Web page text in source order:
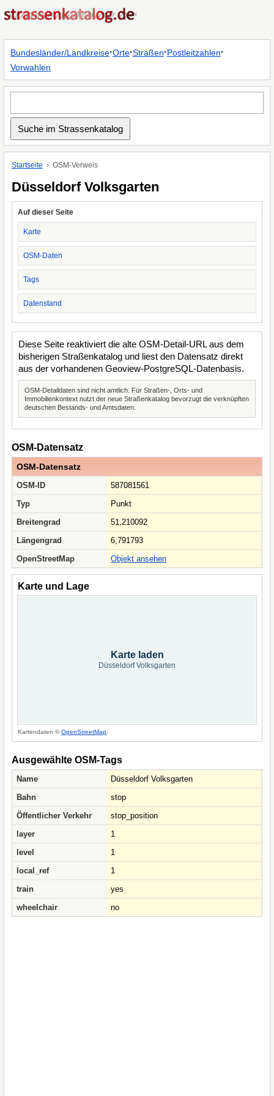
Bundesländer/Landkreise·Orte·Straßen·Postleitzahlen·
Vorwahlen
Startseite OSM-Verweis
Düsseldorf Volksgarten
Auf dieser Seite
Karte
OSM-Daten
Tags
Datenstand
Diese Seite reaktiviert die alte OSM-Detail-URL aus dem
bisherigen Straßenkatalog und liest den Datensatz direkt
aus der vorhandenen Geoview-PostgreSQL-Datenbasis.
OSM-Detaildaten sind nicht amtlich. Für Straßen-, Orts- und
Immobilienkontext nutzt der neue Straßenkatalog bevorzugt die verknüpften
deutschen Bestands- und Amtsdaten.
OSM-Datensatz
OSM-Datensatz
OSM-ID
587081561
Typ
Punkt
Breitengrad
51,210092
Längengrad
6,791793
OpenStreetMap
Objekt ansehen
Karte und Lage
Karte laden
Düsseldorf Volksgarten
Kartendaten ©OpenStreetMap
Ausgewählte OSM-Tags
Name
Düsseldorf Volksgarten
Bahn
stop
Öffentlicher Verkehr
stop_position
layer
1
level
1
local_ref
1
train
yes
wheelchair
no